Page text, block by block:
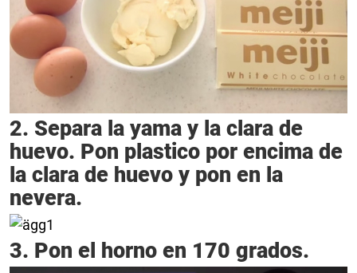
2. Separa la yama y la clara de
huevo. Pon plastico por encima de
la clara de huevo y pon en la
nevera.
3. Pon el horno en 170 grados.